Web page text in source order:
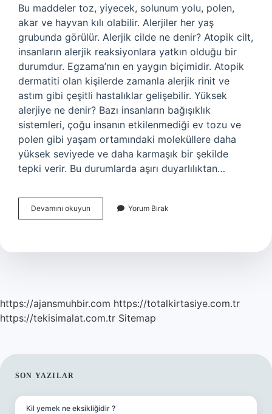
Bu maddeler toz, yiyecek, solunum yolu, polen,
akar ve hayvan kılı olabilir. Alerjiler her yaş
grubunda görülür. Alerjik cilde ne denir? Atopik cilt,
insanların alerjik reaksiyonlara yatkın olduğu bir
durumdur. Egzama’nın en yaygın biçimidir. Atopik
dermatiti olan kişilerde zamanla alerjik rinit ve
astım gibi çeşitli hastalıklar gelişebilir. Yüksek
alerjiye ne denir? Bazı insanların bağışıklık
sistemleri, çoğu insanın etkilenmediği ev tozu ve
polen gibi yaşam ortamındaki moleküllere daha
yüksek seviyede ve daha karmaşık bir şekilde
tepki verir. Bu durumlarda aşırı duyarlılıktan…
Devamını okuyun
Olan
Denir
Yorum Bırak
https://ajansmuhbir.com https://totalkirtasiye.com.tr
https://tekisimalat.com.tr Sitemap
SIDEBAR
SON YAZILAR
Kil yemek ne eksikliğidir ?